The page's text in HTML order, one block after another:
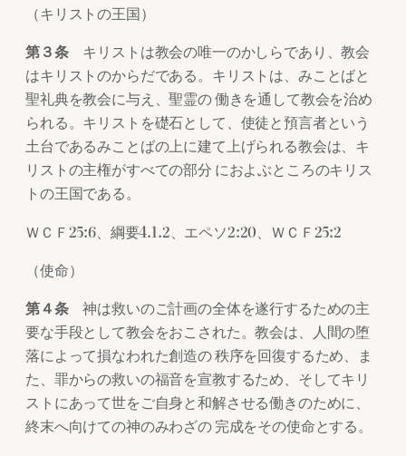
（キリストの王国）
第３条キリストは教会の唯一のかしらであり、教会
はキリストのからだである。キリストは、みことばと
聖礼典を教会に与え、聖霊の 働きを通して教会を治め
られる。キリストを礎石として、使徒と預言者という
土台であるみことばの上に建て上げられる教会は、キ
リストの主権がすべての部分 におよぶところのキリス
トの王国である。
ＷＣＦ25:6、綱要4.1.2、エペソ2:20、ＷＣＦ25:2
（使命）
第４条神は救いのご計画の全体を遂行するための主
要な手段として教会をおこされた。教会は、人間の堕
落によって損なわれた創造の 秩序を回復するため、ま
た、罪からの救いの福音を宣教するため、そしてキリ
ストにあって世をご自身と和解させる働きのために、
終末へ向けての神のみわざの 完成をその使命とする。